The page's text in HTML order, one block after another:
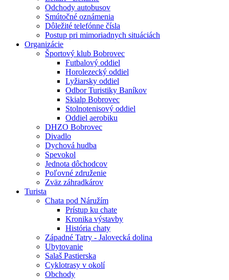
Odchody autobusov
Smútočné oznámenia
Dôležité telefónne čísla
Postup pri mimoriadnych situáciách
Organizácie
Športový klub Bobrovec
Futbalový oddiel
Horolezecký oddiel
Lyžiarsky oddiel
Odbor Turistiky Baníkov
Skialp Bobrovec
Stolnotenisový oddiel
Oddiel aerobiku
DHZO Bobrovec
Divadlo
Dychová hudba
Spevokol
Jednota dôchodcov
Poľovné združenie
Zväz záhradkárov
Turista
Chata pod Náružím
Prístup ku chate
Kronika výstavby
História chaty
Západné Tatry - Jalovecká dolina
Ubytovanie
Salaš Pastierska
Cyklotrasy v okolí
Obchody